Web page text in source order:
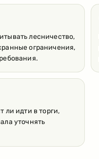
лесничество,
ограничения,
ли идти в торги,
уточнять